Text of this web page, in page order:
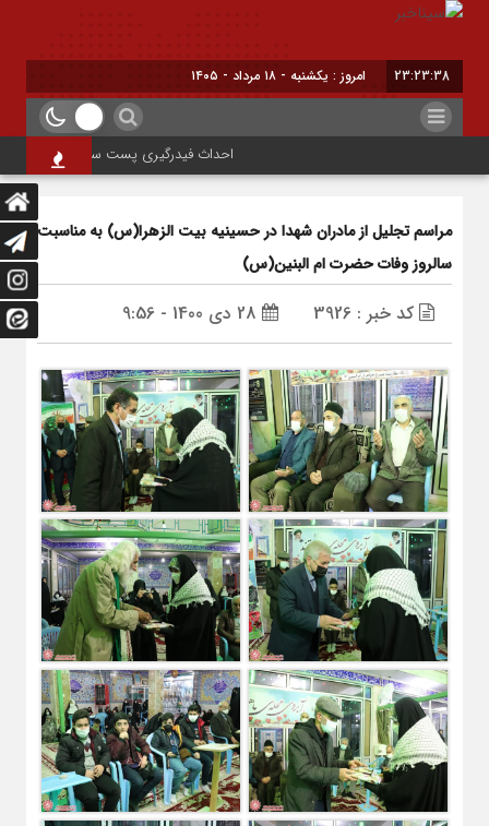
23:23:39 امروز : یکشنبه - ۱۸ مرداد - ۱۴۰۵
احداث فیدرگیری پست سیار شهرک رازی؛
مراسم تجلیل از مادران شهدا در حسینیه بیت الزهرا(س) به مناسبت
سالروز وفات حضرت ام البنین(س)
کد خبر : 3926